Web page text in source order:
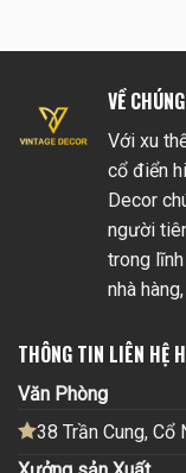
VỀ
Với xu
cổ điển
Decor
người
trong
nhà
THÔNG TIN LIÊN HỆ
Văn Phòng
38 Trần Cung, Cổ